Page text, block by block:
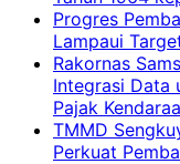
Progres
Lampaui
Rakornas
Integrasi Data
Pajak
TMMD
Perkuat